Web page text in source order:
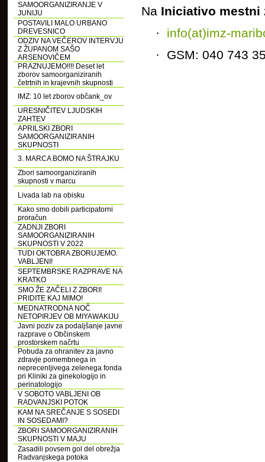
SAMOORGANIZIRANJE V
JUNIJU
POSTAVILI MALO URBANO
DREVESNICO
ODZIV NA VEČEROV INTERVJU
Z ŽUPANOM SAŠO
ARSENOVIČEM
PRAZNUJEMO!!!! Deset let
zborov samoorganiziranih
četrtnih in krajevnih skupnosti
IMZ: 10 let zborov občank_ov
URESNIČITEV LJUDSKIH
ZAHTEV
APRILSKI ZBORI
SAMOORGANIZIRANIH
SKUPNOSTI
3. MARCA BOMO NA ŠTRAJKU
Zbori samoorganiziranih
skupnosti v marcu
Livada lab na obisku
Kako smo dobili participatorni
proračun
ZADNJI ZBORI
SAMOORGANIZIRANIH
SKUPNOSTI V 2022
TUDI OKTOBRA ZBORUJEMO.
VABLJENI!
SEPTEMBRSKE RAZPRAVE NA
KRATKO
SMO ŽE ZAČELI Z ZBORI!
PRIDITE KAJ MIMO!
MEDNATRODNA NOČ
NETOPIRJEV OB MIYAWAKIJU
Javni poziv za podaljšanje javne
razprave o Občinskem
prostorskem načrtu
Pobuda za ohranitev za javno
zdravje pomembnega in
neprecenljivega zelenega fonda
pri Kliniki za ginekologijo in
perinatologijo
V SOBOTO VABLJENI OB
RADVANJSKI POTOK
KAM NA SREČANJE S SOSEDI
IN SOSEDAMI?
ZBORI SAMOORGANIZIRANIH
SKUPNOSTI V MAJU
Zasadili povsem gol del obrežja
Radvanjskega potoka
Na Iniciativo mestni
· info(at)imz-
· GSM: 040 743